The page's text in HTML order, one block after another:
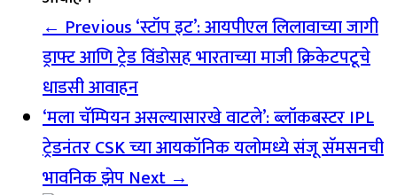
← Previous‘स्टॉप इट’: आयपीएल लिलावाच्या जागी
ड्राफ्ट आणि ट्रेड विंडोसह भारताच्या माजी क्रिकेटपटूचे
धाडसी आवाहन
‘मला चॅम्पियन असल्यासारखे वाटले’: ब्लॉकबस्टर IPL
ट्रेडनंतर CSK च्या आयकॉनिक यलोमध्ये संजू सॅमसनची
भावनिक झेपNext →